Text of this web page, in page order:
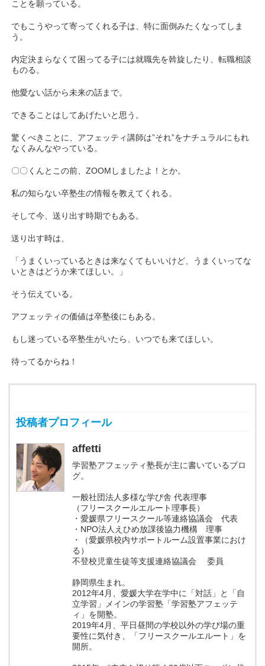
ことを願っている。
でもこうやって寄ってくれる子は、特に面倒みたくなってしま
う。
内定決まらなくて困ってる子には就職先を斡旋したり、転職相談
ものる。
他愛ない話から未来の話まで。
できることはしてあげたいと思う。
驚くべきことに、アフェッティ講師は”それ”をナチュラルにもれ
なくみんなやっている。
〇〇くんとこの前、ZOOMしましたよ！とか。
私の知らない卒塾生の情報を教えてくれる。
そして今、送り出す時期でもある。
送り出す時は、
「うまくいっているときは来なくてもいいけど、うまくいってな
いときはどうか来てほしい。」
そう伝えている。
アフェッティの価値は卒塾後にもある。
もし迷っている卒塾生がいたら、いつでも来てほしい。
待ってるからね！
投稿者プロフィール
affetti
学習塾アフェッティ塾長が主に書いているブロ
グ。
一般社団法人多様な学び舎 代表理事
（フリースクールエルート理事長）
・愛媛県フリースクール等連絡協議会 代表
・NPO法人えひめ放課後協力機構 理事
・（愛媛県校内サポートルーム設置事業におけ
る）
不登校児童生徒等支援連絡協議会 委員
静岡県生まれ。
2012年4月、愛媛大学在学中に「対話」と「自
立学習」メインの学習塾「学習塾アフェッテ
ィ」を開塾。
2019年4月、平日昼間の学校以外の学び場の重
要性に気付き、「フリースクールエルート」を
開所。